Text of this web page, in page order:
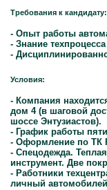
Требования к кандидату:
- Опыт работы
- Знание
-
Условия:
- Компания
дом 4 (в шаговой
шоссе Энтузиастов).
- График работы
- Оформление по ТК
- Спецодежда.
инструмент. Две
- Работники
личный